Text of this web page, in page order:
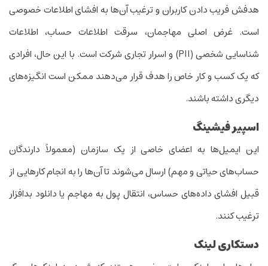
هدفش فریب دادن کاربران و ترغیب آن‌ها به افشای اطلاعات خصوصی
است. غرض اصلی مهاجمان، سرقت اطلاعات حساب، اطلاعات
شناسایی شخصی (PII) و اسرار تجاری شرکت است. با این حال، افرادی
که یک کسب و کار خاص را هدف قرار می‌دهند ممکن است انگیزه‌های
دیگری داشته باشند.
اسپیر فیشینگ
این ‌ایمیل‌ها به اعضای خاصی از یک سازمان (معمولاً دارندگان
حساب‌های حیاتی و مهم) ارسال می‌شوند تا آن‌ها را به انجام کار‌هایی از
قبیل افشای داده‌های حساس، انتقال پول به مهاجم یا دانلود بدافزار
ترغیب کنند.
دستکاری لینک